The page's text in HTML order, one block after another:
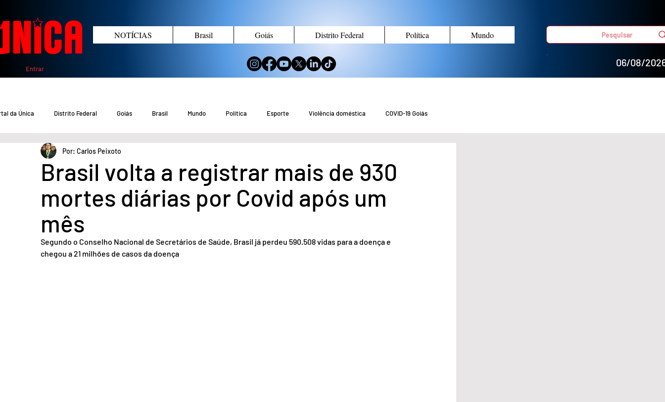
Entrar
NOTÍCIAS Brasil Goiás Distrito Federal Política Mundo Pesquisar
06/08/
da Única Distrito Federal Goiás Brasil Mundo Política Esporte Violência doméstica COVID-19 Goiás
COVID-19 DF COVID-19 Brasil
Crimes no DF Saúde Meio Ambiente Tecnologia Economia
Acidente em Goiás Acidente no DF
Brasil volta a registrar mais de 930
mortes diárias por Covid após um
mês
Por: Carlos Peixoto
Segundo o Conselho Nacional de Secretários de Saúde, Brasil já perdeu 590.508 vidas para a doença e
chegou a 21 milhões de casos da doença